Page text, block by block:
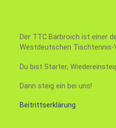
Der TTC Bärbroich ist einer
Westdeutschen Tischtennis-
Du bist Starter,
Dann steig ein bei uns!
Beitrittserklärung